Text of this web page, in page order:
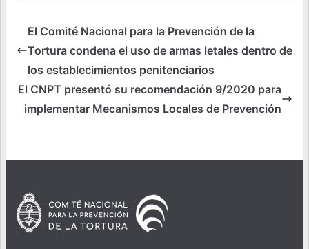
El Comité Nacional para la Prevención de la
Tortura condena el uso de armas letales dentro de
los establecimientos penitenciarios
El CNPT presentó su recomendación 9/2020 para
implementar Mecanismos Locales de Prevención